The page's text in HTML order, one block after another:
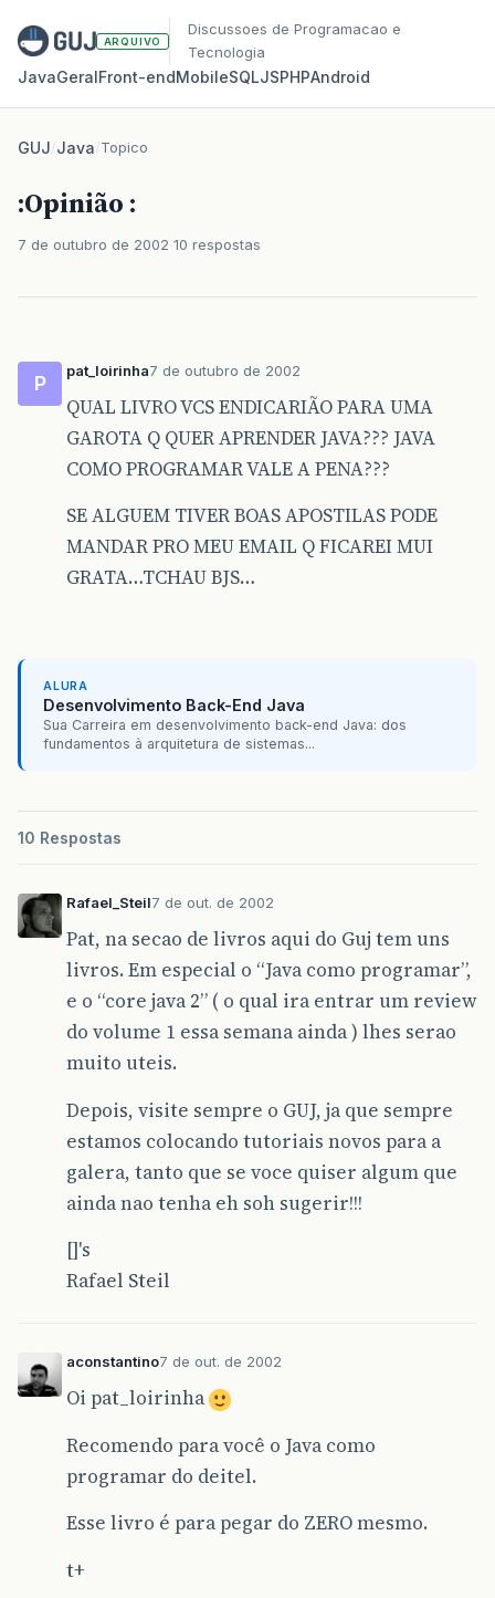
ARQUIVO
Discussoes de Programacao e
Tecnologia
JavaGeralFront‑endMobileSQLJSPHPAndroid
GUJ/Java/Topico
:Opinião :
7 de outubro de 2002 10 respostas
P
pat_loirinha7 de outubro de 2002
QUAL LIVRO VCS ENDICARIÃO PARA UMA
GAROTA Q QUER APRENDER JAVA??? JAVA
COMO PROGRAMAR VALE A PENA???
SE ALGUEM TIVER BOAS APOSTILAS PODE
MANDAR PRO MEU EMAIL Q FICAREI MUI
GRATA…TCHAU BJS…
ALURA
Desenvolvimento Back-End Java
Sua Carreira em desenvolvimento back-end Java: dos
fundamentos à arquitetura de sistemas...
10 Respostas
Rafael_Steil7 de out. de 2002
Pat, na secao de livros aqui do Guj tem uns
livros. Em especial o “Java como programar”,
e o “core java 2” ( o qual ira entrar um review
do volume 1 essa semana ainda ) lhes serao
muito uteis.
Depois, visite sempre o GUJ, ja que sempre
estamos colocando tutoriais novos para a
galera, tanto que se voce quiser algum que
ainda nao tenha eh soh sugerir!!!
[]'s
Rafael Steil
aconstantino7 de out. de 2002
Oi pat_loirinha
Recomendo para você o Java como
programar do deitel.
Esse livro é para pegar do ZERO mesmo.
t+